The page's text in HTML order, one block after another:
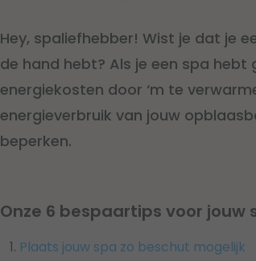
Hey, spaliefhebber! Wist je dat je
de hand hebt? Als je een spa
energiekosten door ‘m te
energieverbruik van jouw
beperken.
Onze 6 bespaartips voor jouw
Plaats jouw spa zo beschut mogelijk